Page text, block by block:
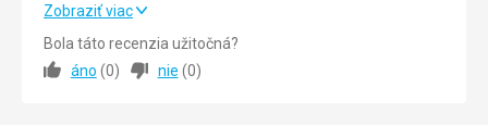
Ubytovanie
Vybavení je trošku starší ale plně funkční.
Služby
100% spokojenost
Strava
Zobraziť viac
Bola táto recenzia užitočná?
áno (0) nie (0)